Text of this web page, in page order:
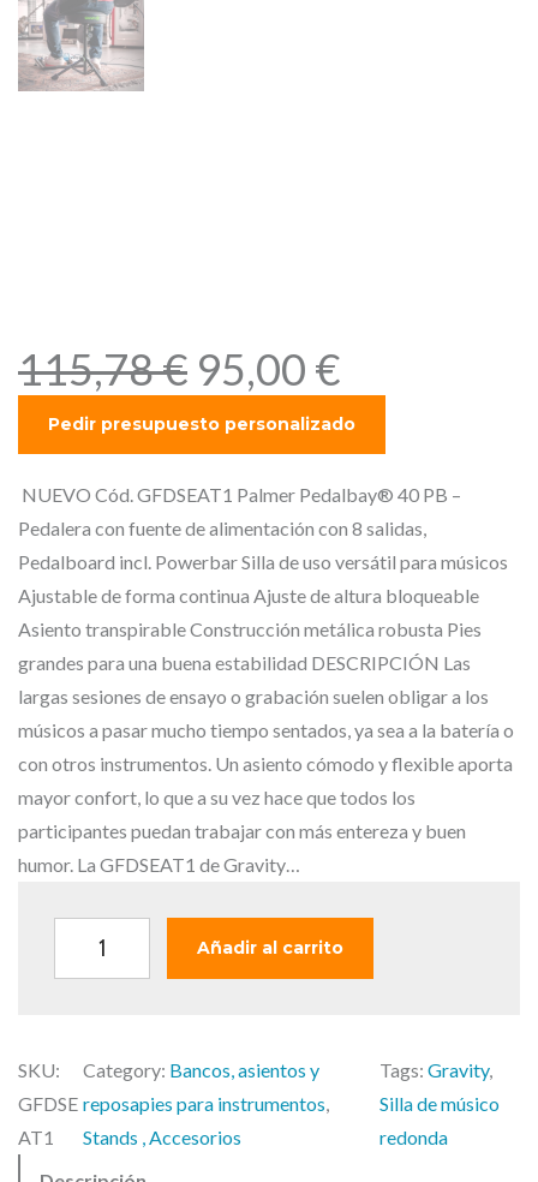
115,78€ E
l
p
r
e
c
i
o
o
r
i
g
i
n
a
l
e
r
a
1
5
,
95,00 €E
l
p
r
e
c
i
o
a
c
t
u
a
l
e
:
9
5
NUEVO Cód. GFDSEAT1 Palmer Pedalbay® 40 PB –
Pedalera con fuente de alimentación con 8 salidas,
Pedalboard incl. Powerbar Silla de uso versátil para músicos
Ajustable de forma continua Ajuste de altura bloqueable
Asiento transpirable Construcción metálica robusta Pies
grandes para una buena estabilidad DESCRIPCIÓN Las
largas sesiones de ensayo o grabación suelen obligar a los
músicos a pasar mucho tiempo sentados, ya sea a la batería o
con otros instrumentos. Un asiento cómodo y flexible aporta
mayor confort, lo que a su vez hace que todos los
participantes puedan trabajar con más entereza y buen
humor. La GFDSEAT1 de Gravity…
i
t
Añadir al carrito
SKU:
GFDSE
AT1
Category: Bancos, asientos y
reposapies para instrumentos ,
Stands , Accesorios
Tags: Gravity,
Silla de músico
redonda